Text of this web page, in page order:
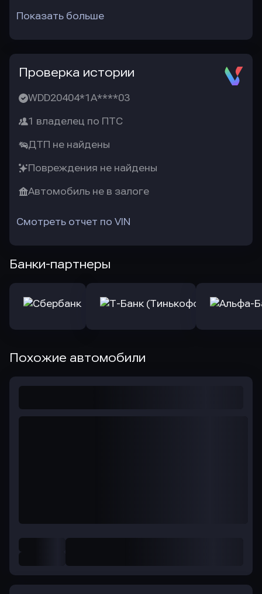
Показать больше
Проверка истории
WDD20404*1A****03
1 владелец по ПТС
ДТП не найдены
Повреждения не найдены
Автомобиль не в залоге
Смотреть отчет по VIN
Банки-партнеры
Похожие автомобили